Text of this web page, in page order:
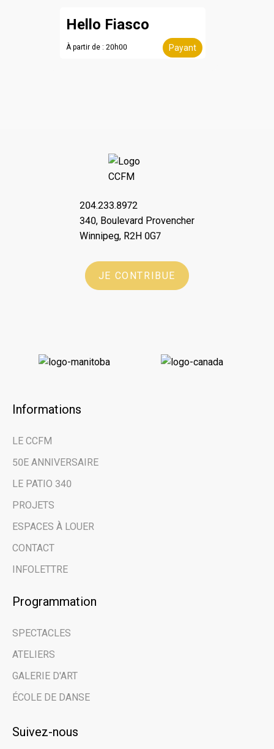
Hello Fiasco
À partir de : 20h00 Payant
204.233.8972
340, Boulevard Provencher
Winnipeg, R2H 0G7
JE CONTRIBUE
Informations
LE CCFM
50E ANNIVERSAIRE
LE PATIO 340
PROJETS
ESPACES À LOUER
CONTACT
INFOLETTRE
Programmation
SPECTACLES
ATELIERS
GALERIE D'ART
ÉCOLE DE DANSE
Suivez-nous